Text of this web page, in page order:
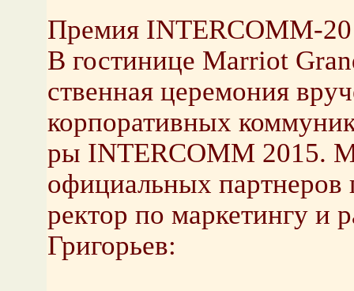
Премия INTERCOMM-
В го­сти­ни­це Marriot
ствен­ная це­ре­мо­ния
кор­по­ра­тив­ных
ры INTERCOMM 2015.
офи­ци­аль­ных
рек­тор по мар­ке­тин­гу и
Гри­го­рьев: